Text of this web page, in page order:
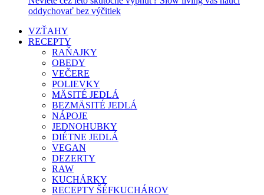
oddychovať bez výčitiek
VZŤAHY
RECEPTY
RAŇAJKY
OBEDY
VEČERE
POLIEVKY
MÄSITÉ JEDLÁ
BEZMÄSITÉ JEDLÁ
NÁPOJE
JEDNOHUBKY
DIÉTNE JEDLÁ
VEGAN
DEZERTY
RAW
KUCHÁRKY
RECEPTY ŠÉFKUCHÁROV